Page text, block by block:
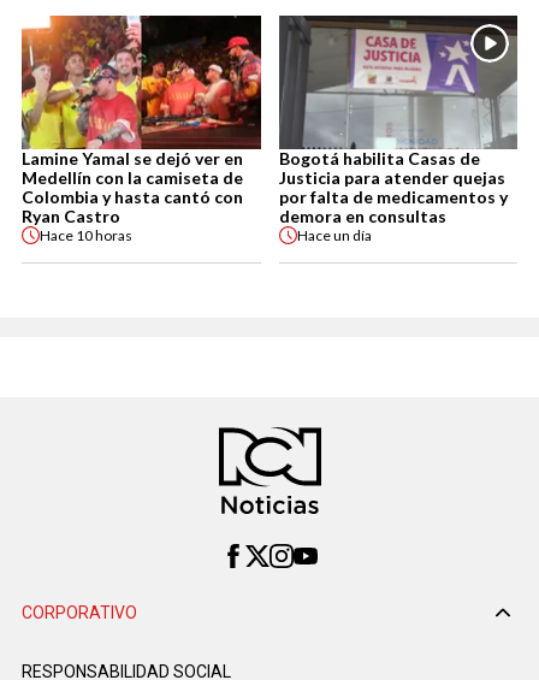
Lamine Yamal se dejó ver en
Medellín con la camiseta de
Colombia y hasta cantó con
Ryan Castro
Hace 10 horas
Bogotá habilita Casas de
Justicia para atender quejas
por falta de medicamentos y
demora en consultas
Haceun día
CORPORATIVO
RESPONSABILIDAD SOCIAL